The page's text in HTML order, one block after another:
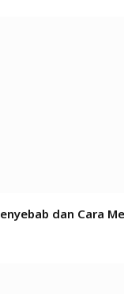
dan Cara